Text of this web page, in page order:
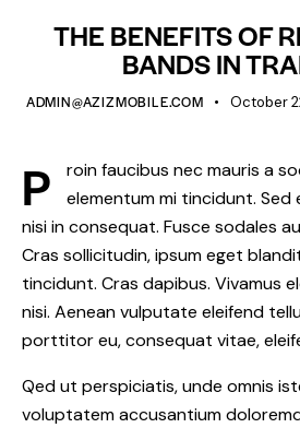
THE BENEFITS OF
BANDS IN
ADMIN@AZIZMOBILE.COM October
P
roin faucibus nec mauris a
elementum mi tincidunt. Sed
nisi in consequat. Fusce sodales
Cras sollicitudin, ipsum eget
tincidunt. Cras dapibus. Vivamus
nisi. Aenean vulputate eleifend
porttitor eu, consequat vitae,
Qed ut perspiciatis, unde omnis
voluptatem accusantium